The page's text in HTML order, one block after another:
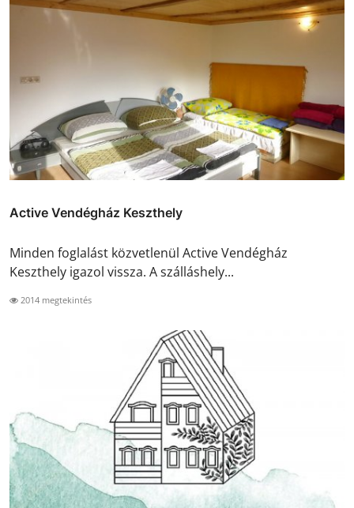
Active Vendégház Keszthely
Minden foglalást közvetlenül Active Vendégház
Keszthely igazol vissza. A szálláshely...
2014 megtekintés